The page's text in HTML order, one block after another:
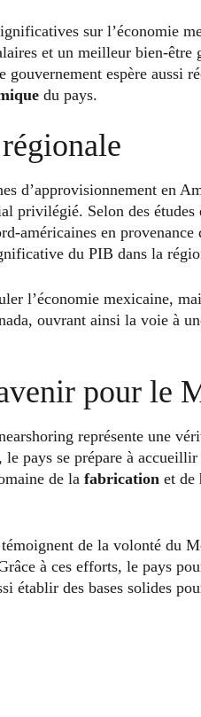
sur l’économie
et un meilleur bien-être
espère aussi
du pays.
d’approvisionnement en
privilégié. Selon des études
américaines en provenance
du PIB dans la
l’économie mexicaine,
ouvrant ainsi la voie à
pour le
représente une
pays se prépare à
de la fabrication et de
de la volonté du
à ces efforts, le pays
établir des bases solides